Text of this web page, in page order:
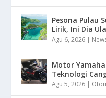
Pesona Pulau
Lirik, Ini Dia
Agu 6, 2026 |
Motor
Teknologi
Agu 5, 2026 |